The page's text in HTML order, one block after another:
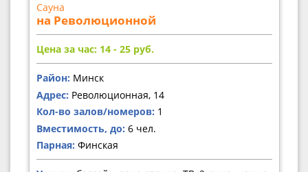
Сауна
на Революционной
Цена за час: 14 - 25 руб.
Район: Минск
Адрес: Революционная, 14
Кол-во залов/номеров: 1
Вместимость, до: 6 чел.
Парная: Финская